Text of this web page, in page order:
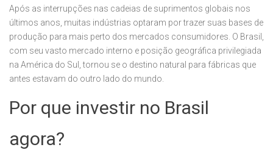
Após as interrupções nas cadeias de suprimentos globais nos
últimos anos, muitas indústrias optaram por trazer suas bases de
produção para mais perto dos mercados consumidores. O Brasil,
com seu vasto mercado interno e posição geográfica privilegiada
na América do Sul, tornou se o destino natural para fábricas que
antes estavam do outro lado do mundo.
Por que investir no Brasil
agora?